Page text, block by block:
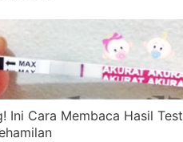
Ini Cara Membaca Hasil Test